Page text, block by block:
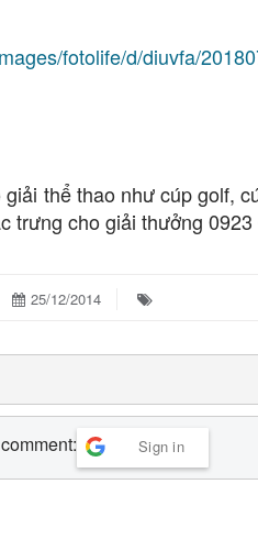
fotolife/d/diuvfa/
thể thao như cúp golf,
trưng cho giải thưởng
25/12/2014
Sign in